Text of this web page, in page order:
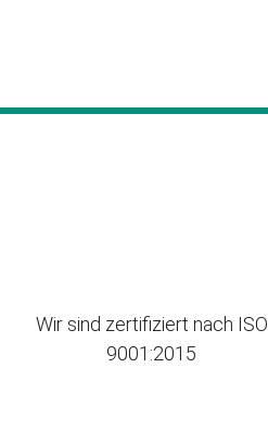
Wir sind zertifiziert nach ISO
9001:2015